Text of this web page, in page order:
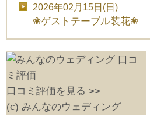
2026年02月15日(日)
❀ゲストテーブル装花❀
口コミ評価を見る >>
(c) みんなのウェディング